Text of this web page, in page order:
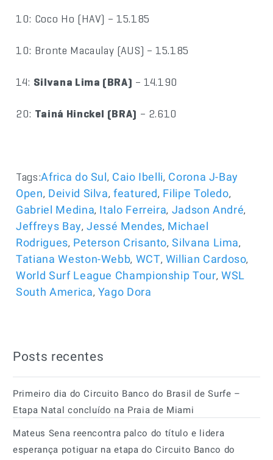
10: Coco Ho (HAV) – 15.185
10: Bronte Macaulay (AUS) – 15.185
14: Silvana Lima (BRA) – 14.190
20: Tainá Hinckel (BRA) – 2.610
Tags:Africa do Sul, Caio Ibelli, Corona J-Bay
Open, Deivid Silva,featured, Filipe Toledo,
Gabriel Medina, Italo Ferreira, Jadson André,
Jeffreys Bay,Jessé Mendes, Michael
Rodrigues, Peterson Crisanto,Silvana Lima,
Tatiana Weston-Webb, WCT, Willian Cardoso,
World Surf League Championship Tour, WSL
South America, Yago Dora
Posts recentes
Primeiro dia do Circuito Banco do Brasil de Surfe –
Etapa Natal concluído na Praia de Miami
Mateus Sena reencontra palco do título e lidera
esperança potiguar na etapa do Circuito Banco do